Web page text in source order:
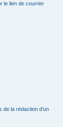
le lien de courrier
la rédaction d’un